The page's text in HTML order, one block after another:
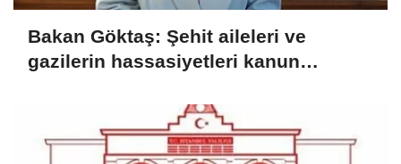
Bakan Göktaş: Şehit aileleri ve
gazilerin hassasiyetleri kanun